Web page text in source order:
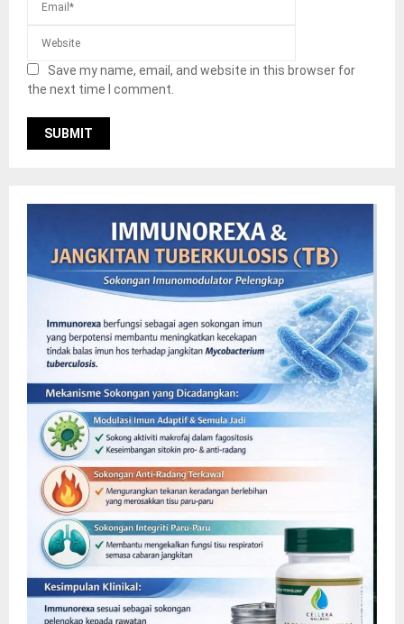
Save my name, email, and website in this browser for
the next time I comment.